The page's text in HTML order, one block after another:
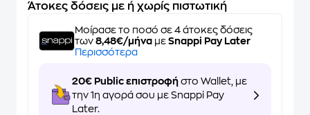
Άτοκες δόσεις με ή χωρίς πιστωτική
Μοίρασε το ποσό σε 4 άτοκες δόσεις
των 8,48€/μήνα με Snappi Pay Later
Περισσότερα
20€ Public επιστροφή στο Wallet, με
την 1η αγορά σου με Snappi Pay
Later.